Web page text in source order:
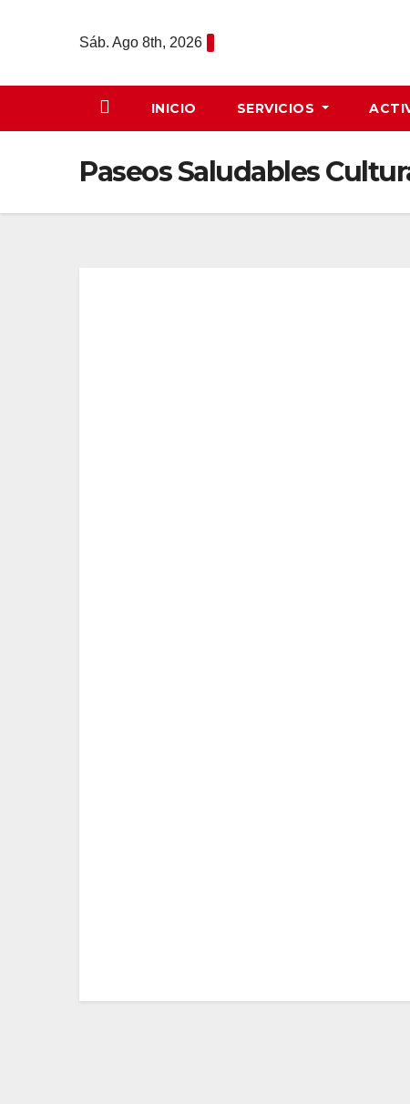
Sáb. Ago 8th, 2026
INICIO SERVICIOS
Paseos Saludables